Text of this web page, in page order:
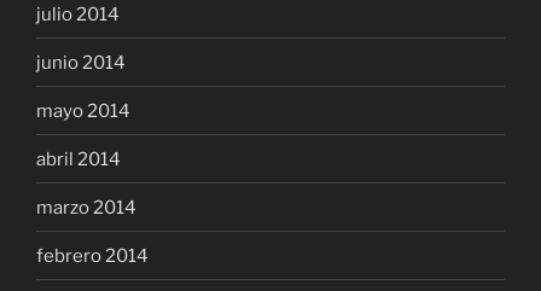
julio 2014
junio 2014
mayo 2014
abril 2014
marzo 2014
febrero 2014